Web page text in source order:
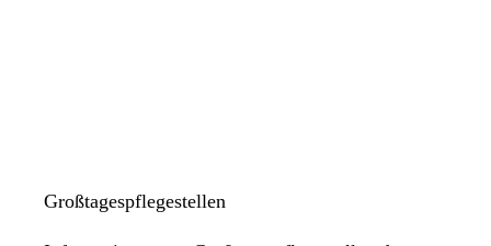
Großtagespflegestellen